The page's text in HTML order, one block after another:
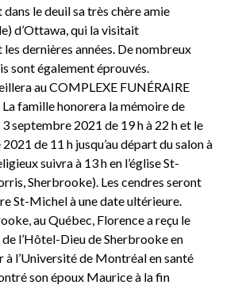
le deuil sa très chère amie
d’Ottawa, qui la visitait
dernières années. De nombreux
sont également éprouvés.
au COMPLEXE FUNÉRAIRE
La famille honorera la mémoire de
septembre 2021 de 19 h à 22 h et le
de 11 h jusqu’au départ du salon à
suivra à 13 h en l’église St-
Sherbrooke). Les cendres seront
St-Michel à une date ultérieure.
au Québec, Florence a reçu le
l’Hôtel-Dieu de Sherbrooke en
à l’Université de Montréal en santé
son époux Maurice à la fin